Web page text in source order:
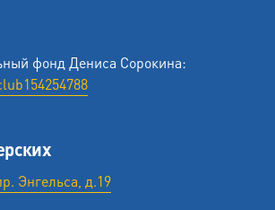
фонд Дениса Сорокина:
Энгельса, д.19